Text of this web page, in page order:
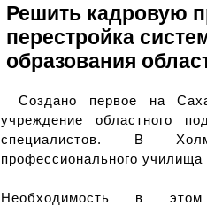
Решить кадровую
перестройка
образования
Создано первое на
учреждение областного
специалистов. В
профессионального
Необходимость в этом